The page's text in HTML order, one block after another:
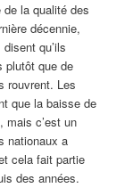
la qualité des
décennie,
disent qu’ils
plutôt que de
rouvrent. Les
que la baisse de
mais c’est un
nationaux a
cela fait partie
des années.